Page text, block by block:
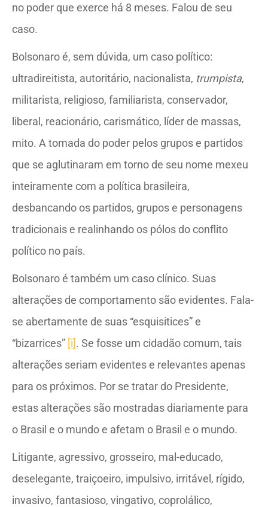
no poder que exerce há 8 meses. Falou de seu
caso.
Bolsonaro é, sem dúvida, um caso político:
ultradireitista, autoritário, nacionalista, trumpista,
militarista, religioso, familiarista, conservador,
liberal, reacionário, carismático, líder de massas,
mito. A tomada do poder pelos grupos e partidos
que se aglutinaram em torno de seu nome mexeu
inteiramente com a política brasileira,
desbancando os partidos, grupos e personagens
tradicionais e realinhando os pólos do conflito
político no país.
Bolsonaro é também um caso clínico. Suas
alterações de comportamento são evidentes. Fala-
se abertamente de suas “esquisitices” e
“bizarrices” [i]. Se fosse um cidadão comum, tais
alterações seriam evidentes e relevantes apenas
para os próximos. Por se tratar do Presidente,
estas alterações são mostradas diariamente para
o Brasil e o mundo e afetam o Brasil e o mundo.
Litigante, agressivo, grosseiro, mal-educado,
deselegante, traiçoeiro, impulsivo, irritável, rígido,
invasivo, fantasioso, vingativo, coprolálico,